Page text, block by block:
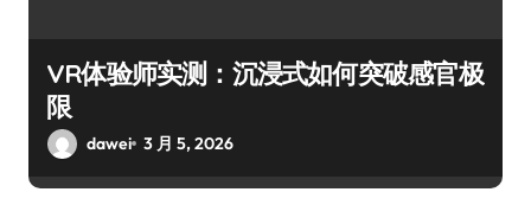
VR体验师实测：沉浸式如何突破感官极
限
dawei 3 月 5, 2026